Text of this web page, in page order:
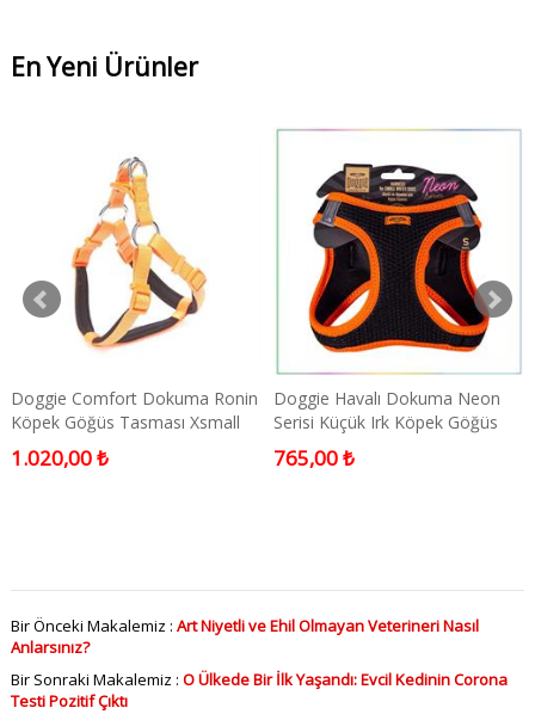
En Yeni Ürünler
Doggie Comfort Dokuma Ronin
Köpek Göğüs Tasması Xsmall
Turuncu 1,5x35-45 Cm
1.020,00 ₺
Doggie Havalı Dokuma Neon
Serisi Küçük Irk Köpek Göğüs
Tasması Turuncu S-32-38CM
765,00 ₺
Bir Önceki Makalemiz : Art Niyetli ve Ehil Olmayan Veterineri Nasıl
Anlarsınız?
Bir Sonraki Makalemiz : O Ülkede Bir İlk Yaşandı: Evcil Kedinin Corona
Testi Pozitif Çıktı